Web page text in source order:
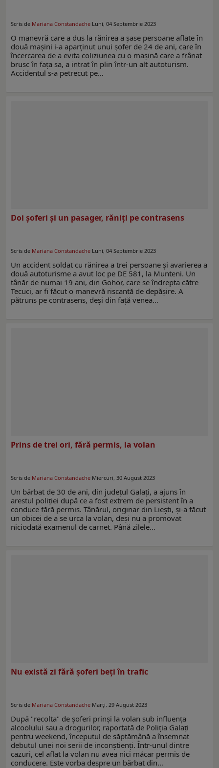
Scris de Mariana Constandache Luni, 04 Septembrie 2023
O manevră care a dus la rănirea a șase persoane aflate în
două mașini i-a aparținut unui șofer de 24 de ani, care în
încercarea de a evita coliziunea cu o mașină care a frânat
brusc în fața sa, a intrat în plin într-un alt autoturism.
Accidentul s-a petrecut pe…
Doi șoferi și un pasager, răniți pe contrasens
Scris de Mariana Constandache Luni, 04 Septembrie 2023
Un accident soldat cu rănirea a trei persoane și avarierea a
două autoturisme a avut loc pe DE 581, la Munteni. Un
tânăr de numai 19 ani, din Gohor, care se îndrepta către
Tecuci, ar fi făcut o manevră riscantă de depășire. A
pătruns pe contrasens, deși din față venea…
Prins de trei ori, fără permis, la volan
Scris de Mariana Constandache Miercuri, 30 August 2023
Un bărbat de 30 de ani, din județul Galați, a ajuns în
arestul poliției după ce a fost extrem de persistent în a
conduce fără permis. Tânărul, originar din Liești, și-a făcut
un obicei de a se urca la volan, deși nu a promovat
niciodată examenul de carnet. Până zilele…
Nu există zi fără șoferi beți în trafic
Scris de Mariana Constandache Marți, 29 August 2023
După "recolta" de șoferi prinși la volan sub influența
alcoolului sau a drogurilor, raportată de Poliția Galați
pentru weekend, începutul de săptămână a însemnat
debutul unei noi serii de inconștienți. Într-unul dintre
cazuri, cel aflat la volan nu avea nici măcar permis de
conducere. Este vorba despre un bărbat din…